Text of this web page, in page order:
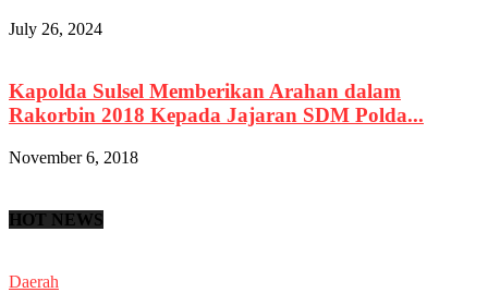
July 26, 2024
Kapolda Sulsel Memberikan Arahan dalam
Rakorbin 2018 Kepada Jajaran SDM Polda...
November 6, 2018
HOT NEWS
Daerah